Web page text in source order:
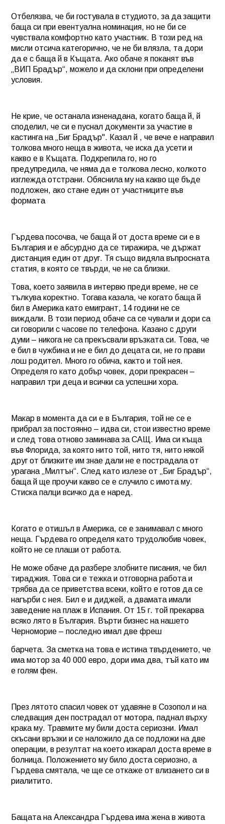
Отбелязва, че би гостувала в студиото, за да защити
баща си при евентуална номинация, но не би се
чувствала комфортно като участник. В този ред на
мисли отсича категорично, че не би влязла, та дори
да е с баща й в Къщата. Ако обаче я поканят във
„ВИП Брадър“, можело и да склони при определени
условия.
Не крие, че останала изненадана, когато баща й, й
споделил, че си е пуснал документи за участие в
кастинга на „Биг Брадър". Казал й , че вече е направил
толкова много неща в живота, че иска да усети и
какво е в Къщата. Подкрепила го, но го
предупредила, че няма да е толкова лесно, колкото
изглежда отстрани. Обяснила му на какво ще бъде
подложен, ако стане един от участниците във
формата
Гърдева посочва, че баща й от доста време си е в
България и е абсурдно да се тиражира, че държат
дистанция един от друг. Тя също видяла въпросната
статия, в която се твърди, че не са близки.
Това, което заявила в интервю преди време, не се
тълкува коректно. Тогава казала, че когато баща й
бил в Америка като емигрант, 14 години не се
виждали. В този период обаче са се чували и дори са
си говорили с часове по телефона. Казано с други
думи – никога не са прекъсвали връзката си. Това, че
е бил в чужбина и не е бил до децата си, не го прави
лош родител. Много го обича, както и той нея.
Определя го като добър човек, дори прекрасен –
направил три деца и всички са успешни хора.
Макар в момента да си е в България, той не се е
прибрал за постоянно – идва си, стои известно време
и след това отново заминава за САЩ. Има си къща
във Флорида, за която нито той, нито тя, нито някой
друг от близките им знае дали не е пострадала от
урагана „Милтън“. След като излезе от „Биг Брадър“,
баща й ще проучи какво се е случило с имота му.
Стиска палци всичко да е наред.
Когато е отишъл в Америка, се е занимавал с много
неща. Гърдева го определя като трудолюбив човек,
който не се плаши от работа.
Не може обаче да разбере злобните писания, че бил
тираджия. Това си е тежка и отговорна работа и
трябва да се приветства всеки, който е готов да се
нагърби с нея. Бил е и диджей, а двамата имали
заведение на плаж в Испания. От 15 г. той прекарва
всяко лято в България. Върти бизнес на нашето
Черноморие – последно имал две фреш
барчета. За сметка на това е истина твърдението, че
има мотор за 40 000 евро, дори има два, тъй като им
е голям фен.
През лятото спасил човек от удавяне в Созопол и на
следващия ден пострадал от мотора, паднал върху
крака му. Травмите му били доста сериозни. Имал
скъсани връзки и се наложило да се подложи на две
операции, в резултат на което изкарал доста време в
болница. Положението му било доста сериозно, а
Гърдева смятала, че ще се откаже от влизането си в
риалитито.
Бащата на Александра Гърдева има жена в живота